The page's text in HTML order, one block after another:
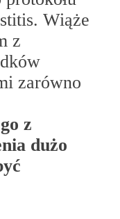
Wiąże
z
zarówno
z
dużo